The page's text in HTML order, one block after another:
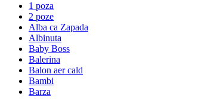
1 poza
2 poze
Alba ca Zapada
Albinuta
Baby Boss
Balerina
Balon aer cald
Bambi
Barza